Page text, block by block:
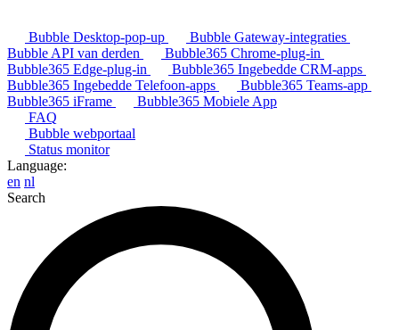
Bubble Desktop-pop-up
Bubble Gateway-integraties
Bubble API van derden
Bubble365 Chrome-plug-in
Bubble365 Edge-plug-in
Bubble365 Ingebedde CRM-apps
Bubble365 Ingebedde Telefoon-apps
Bubble365 Teams-app
Bubble365 iFrame
Bubble365 Mobiele App
FAQ
Bubble webportaal
Status monitor
Language:
en nl
Search